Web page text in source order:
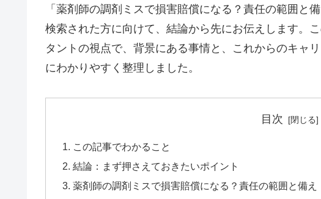
「薬剤師の調剤ミスで損害賠償になる？責任の範囲と
検索された方に向けて、結論から先にお伝えします。
タントの視点で、背景にある事情と、これからのキャ
にわかりやすく整理しました。
目次
この記事でわかること
結論：まず押さえておきたいポイント
薬剤師の調剤ミスで損害賠償になる？責任の範囲と備